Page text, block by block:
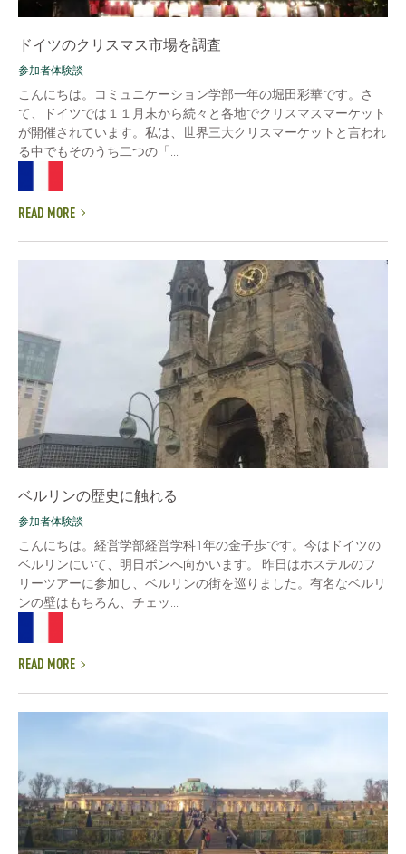
ドイツのクリスマス市場を調査
参加者体験談
こんにちは。コミュニケーション学部一年の堀田彩華です。さ
て、ドイツでは１１月末から続々と各地でクリスマスマーケット
が開催されています。私は、世界三大クリスマーケットと言われ
る中でもそのうち二つの「...
READ MORE
ベルリンの歴史に触れる
参加者体験談
こんにちは。経営学部経営学科1年の金子歩です。今はドイツの
ベルリンにいて、明日ボンへ向かいます。 昨日はホステルのフ
リーツアーに参加し、ベルリンの街を巡りました。有名なベルリ
ンの壁はもちろん、チェッ...
READ MORE